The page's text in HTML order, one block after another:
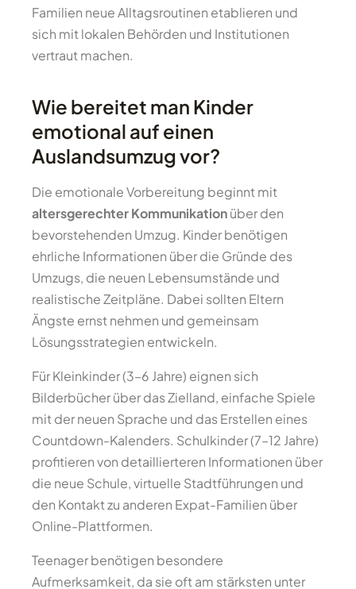
Familien neue Alltagsroutinen etablieren und
sich mit lokalen Behörden und Institutionen
vertraut machen.
Wie bereitet man Kinder
emotional auf einen
Auslandsumzug vor?
Die emotionale Vorbereitung beginnt mit
altersgerechter Kommunikationüber den
bevorstehenden Umzug. Kinder benötigen
ehrliche Informationen über die Gründe des
Umzugs, die neuen Lebensumstände und
realistische Zeitpläne. Dabei sollten Eltern
Ängste ernst nehmen und gemeinsam
Lösungsstrategien entwickeln.
Für Kleinkinder (3–6 Jahre) eignen sich
Bilderbücher über das Zielland, einfache Spiele
mit der neuen Sprache und das Erstellen eines
Countdown-Kalenders. Schulkinder (7–12 Jahre)
profitieren von detaillierteren Informationen über
die neue Schule, virtuelle Stadtführungen und
den Kontakt zu anderen Expat-Familien über
Online-Plattformen.
Teenager benötigen besondere
Aufmerksamkeit, da sie oft am stärksten unter